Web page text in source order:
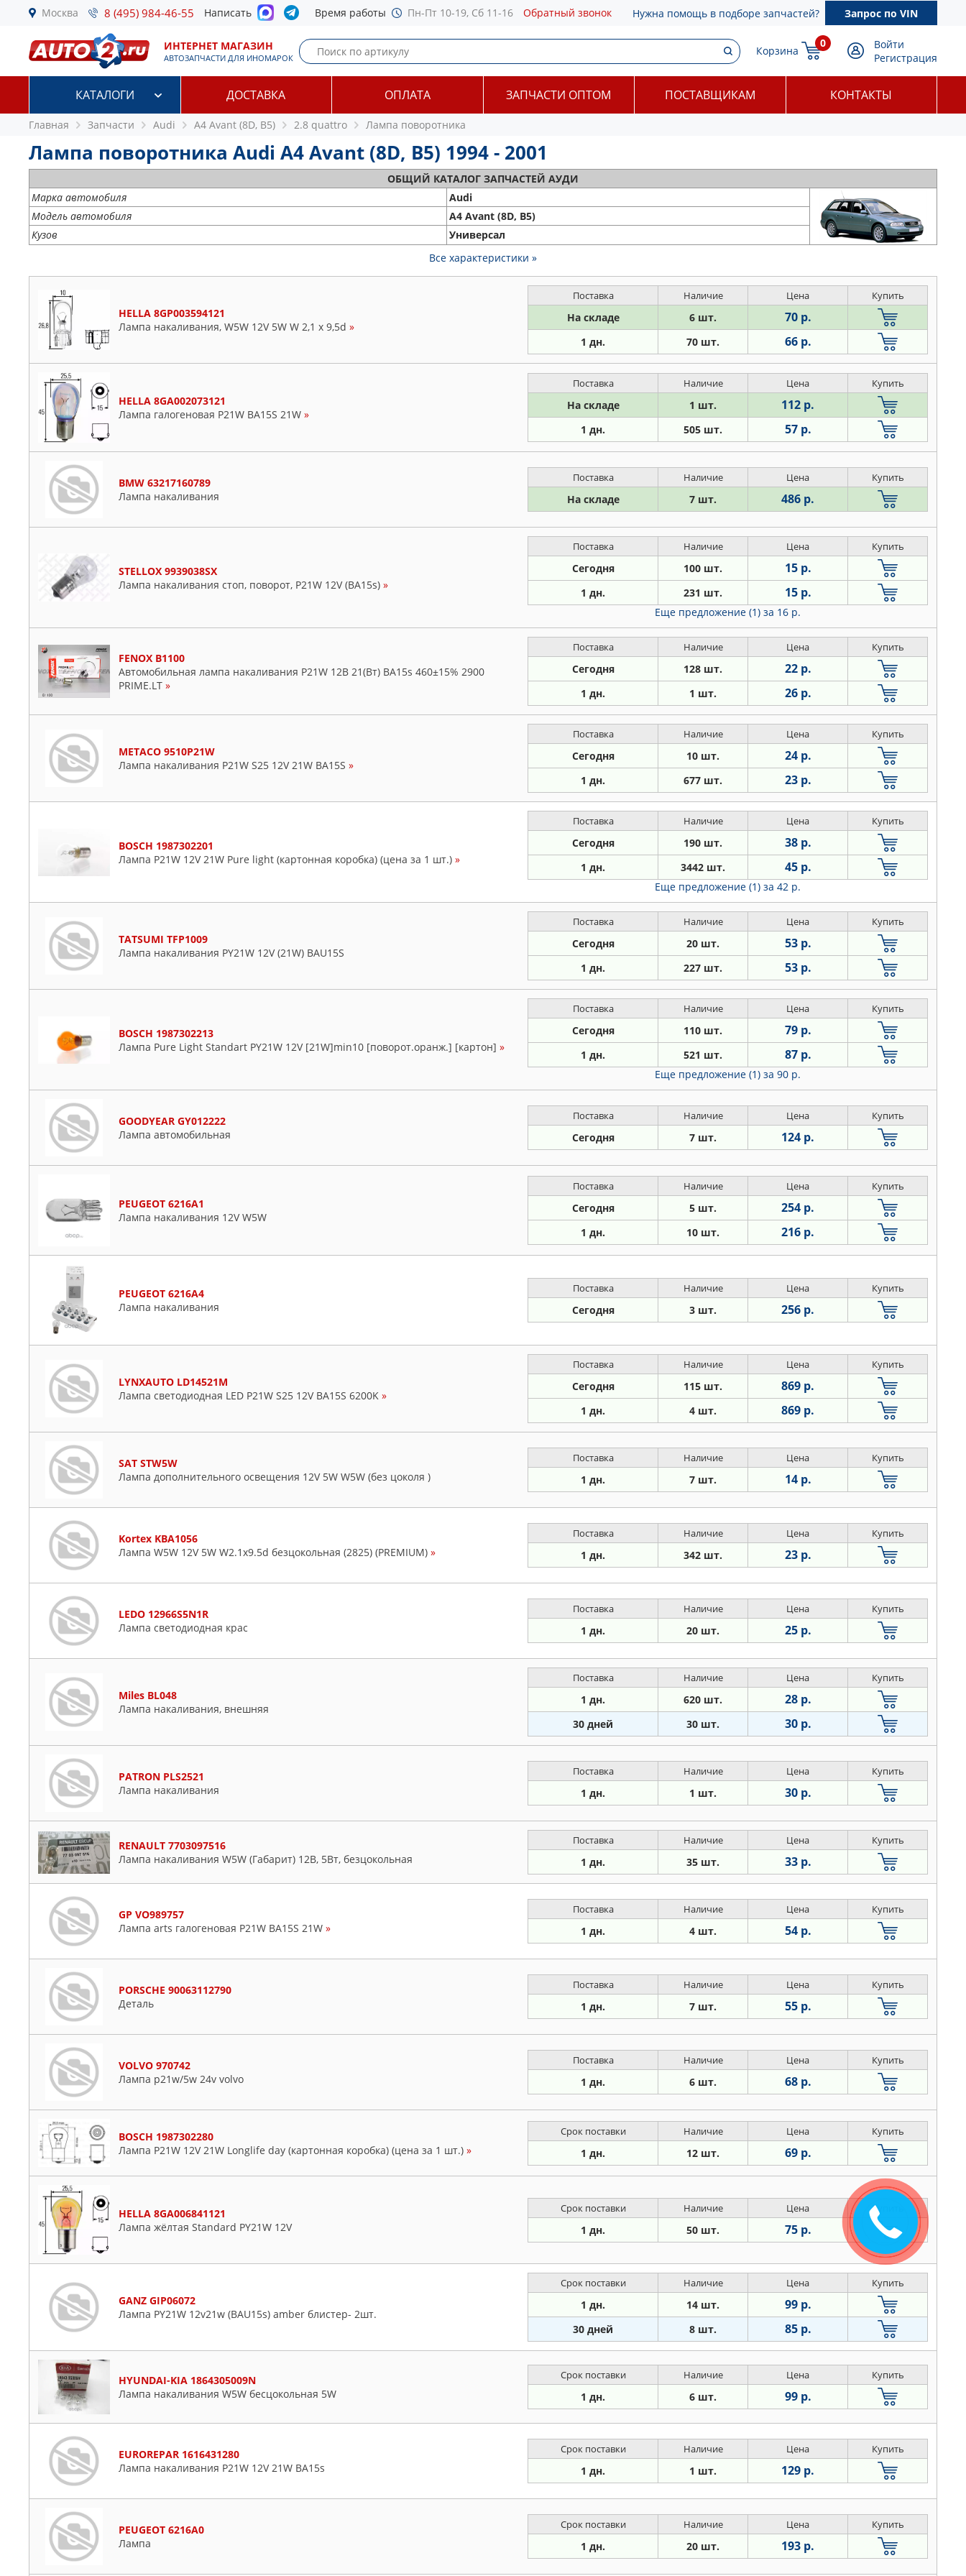
Москва 8 (495) 984-46-55 Написать Время работы Пн-Пт 10-19, Сб 11-16 Обратный звонок Нужна помощь в подборе запчастей? Запрос по VIN
ИНТЕРНЕТ МАГАЗИН
АВТОЗАПЧАСТИ ДЛЯ ИНОМАРОК
Корзина
0
Войти
Регистрация
КАТАЛОГИ ДОСТАВКА ОПЛАТА ЗАПЧАСТИ ОПТОМ ПОСТАВЩИКАМ КОНТАКТЫ
Главная Запчасти Audi A4 Avant (8D, B5) 2.8 quattro Лампа поворотника
Лампа поворотника Audi A4 Avant (8D, B5) 1994 - 2001
ОБЩИЙ КАТАЛОГ ЗАПЧАСТЕЙ АУДИ
Марка автомобиля
Audi
Модель автомобиля
A4 Avant (8D, B5)
Кузов
Универсал
Все характеристики »
HELLA 8GP003594121
Лампа накаливания, W5W 12V 5W W 2,1 x 9,5d »
Поставка Наличие Цена Купить
На складе 6 шт. 70 р.
1 дн. 70 шт. 66 р.
HELLA 8GA002073121
Лампа галогеновая P21W BA15S 21W »
Поставка Наличие Цена Купить
На складе 1 шт. 112 р.
1 дн. 505 шт. 57 р.
BMW 63217160789
Лампа накаливания
Поставка Наличие Цена Купить
На складе 7 шт. 486 р.
STELLOX 9939038SX
Лампа накаливания cтоп, поворот, P21W 12V (BA15s) »
Поставка Наличие Цена Купить
Сегодня 100 шт. 15 р.
1 дн. 231 шт. 15 р.
Еще предложение (1) за 16 р.
FENOX B1100
Автомобильная лампа накаливания P21W 12В 21(Вт) BA15s 460±15% 2900
PRIME.LT »
Поставка Наличие Цена Купить
Сегодня 128 шт. 22 р.
1 дн. 1 шт. 26 р.
METACO 9510P21W
Лампа накаливания P21W S25 12V 21W BA15S »
Поставка Наличие Цена Купить
Сегодня 10 шт. 24 р.
1 дн. 677 шт. 23 р.
BOSCH 1987302201
Лампа P21W 12V 21W Pure light (картонная коробка) (цена за 1 шт.) »
Поставка Наличие Цена Купить
Сегодня 190 шт. 38 р.
1 дн. 3442 шт. 45 р.
Еще предложение (1) за 42 р.
TATSUMI TFP1009
Лампа накаливания PY21W 12V (21W) BAU15S
Поставка Наличие Цена Купить
Сегодня 20 шт. 53 р.
1 дн. 227 шт. 53 р.
BOSCH 1987302213
Лампа Pure Light Standart PY21W 12V [21W]min10 [поворот.оранж.] [картон] »
Поставка Наличие Цена Купить
Сегодня 110 шт. 79 р.
1 дн. 521 шт. 87 р.
Еще предложение (1) за 90 р.
GOODYEAR GY012222
Лампа автомобильная
Поставка Наличие Цена Купить
Сегодня 7 шт. 124 р.
PEUGEOT 6216A1
Лампа накаливания 12V W5W
Поставка Наличие Цена Купить
Сегодня 5 шт. 254 р.
1 дн. 10 шт. 216 р.
PEUGEOT 6216A4
Лампа накаливания
Поставка Наличие Цена Купить
Сегодня 3 шт. 256 р.
LYNXAUTO LD14521M
Лампа светодиодная LED P21W S25 12V BA15S 6200K »
Поставка Наличие Цена Купить
Сегодня 115 шт. 869 р.
1 дн. 4 шт. 869 р.
SAT STW5W
Лампа дополнительного освещения 12V 5W W5W (без цоколя )
Поставка Наличие Цена Купить
1 дн. 7 шт. 14 р.
Kortex KBA1056
Лампа W5W 12V 5W W2.1x9.5d безцокольная (2825) (PREMIUM) »
Поставка Наличие Цена Купить
1 дн. 342 шт. 23 р.
LEDO 12966S5N1R
Лампа светодиодная крас
Поставка Наличие Цена Купить
1 дн. 20 шт. 25 р.
Miles BL048
Лампа накаливания, внешняя
Поставка Наличие Цена Купить
1 дн. 620 шт. 28 р.
30 дней 30 шт. 30 р.
PATRON PLS2521
Лампа накаливания
Поставка Наличие Цена Купить
1 дн. 1 шт. 30 р.
RENAULT 7703097516
Лампа накаливания W5W (Габарит) 12В, 5Вт, безцокольная
Поставка Наличие Цена Купить
1 дн. 35 шт. 33 р.
GP VO989757
Лампа arts галогеновая P21W BA15S 21W »
Поставка Наличие Цена Купить
1 дн. 4 шт. 54 р.
PORSCHE 90063112790
Деталь
Поставка Наличие Цена Купить
1 дн. 7 шт. 55 р.
VOLVO 970742
Лампа p21w/5w 24v volvo
Поставка Наличие Цена Купить
1 дн. 6 шт. 68 р.
BOSCH 1987302280
Лампа P21W 12V 21W Longlife day (картонная коробка) (цена за 1 шт.) »
Срок поставки Наличие Цена Купить
1 дн. 12 шт. 69 р.
HELLA 8GA006841121
Лампа жёлтая Standard PY21W 12V
Срок поставки Наличие Цена Купить
1 дн. 50 шт. 75 р.
GANZ GIP06072
Лампа PY21W 12v21w (BAU15s) amber блистер- 2шт.
Срок поставки Наличие Цена Купить
1 дн. 14 шт. 99 р.
30 дней 8 шт. 85 р.
HYUNDAI-KIA 1864305009N
Лампа накаливания W5W бесцокольная 5W
Срок поставки Наличие Цена Купить
1 дн. 6 шт. 99 р.
EUROREPAR 1616431280
Лампа накаливания P21W 12V 21W BA15s
Срок поставки Наличие Цена Купить
1 дн. 1 шт. 129 р.
PEUGEOT 6216A0
Лампа
Срок поставки Наличие Цена Купить
1 дн. 20 шт. 193 р.